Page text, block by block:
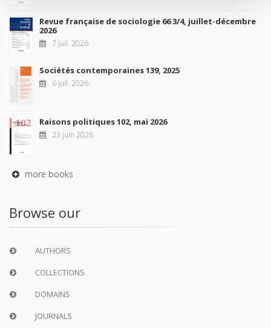
Revue française de sociologie 66 3/4, juillet-décembre
2026
7 juil. 2026
Sociétés contemporaines 139, 2025
6 juil. 2026
Raisons politiques 102, mai 2026
23 juin 2026
more books
Browse our
AUTHORS
COLLECTIONS
DOMAINS
JOURNALS